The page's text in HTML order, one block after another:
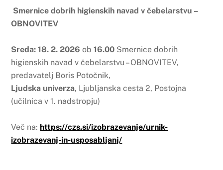
Smernice dobrih higienskih navad v čebelarstvu –
OBNOVITEV
Sreda: 18. 2. 2026 ob16.00 Smernice dobrih
higienskih navad v čebelarstvu – OBNOVITEV,
predavatelj Boris Potočnik,
Ljudska univerza, Ljubljanska cesta 2, Postojna
(učilnica v 1. nadstropju)
Več na: https://czs.si/izobrazevanje/urnik-
izobrazevanj-in-usposabljanj/